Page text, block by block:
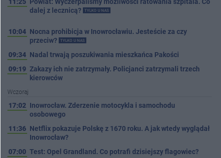
dalej z lecznicą?
TYLKO U NAS
10:04 Nocna prohibicja w Inowrocławiu. Jesteście za czy
przeciw?
TYLKO U NAS
09:34 Nadal trwają poszukiwania mieszkańca Pakości
09:19 Zakazy ich nie zatrzymały. Policjanci zatrzymali trzech
kierowców
Wczoraj
17:02 Inowrocław. Zderzenie motocykla i samochodu
osobowego
11:36 Netflix pokazuje Polskę z 1670 roku. A jak wtedy wyglądał
Inowrocław?
07:00 Test: Opel Grandland. Co potrafi dzisiejszy flagowiec?